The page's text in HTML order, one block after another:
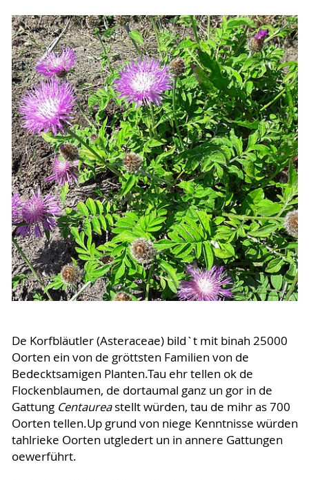
De Korfbläutler (Asteraceae) bild`t mit binah 25000
Oorten ein von de gröttsten Familien von de
Bedecktsamigen Planten.Tau ehr tellen ok de
Flockenblaumen, de dortaumal ganz un gor in de
Gattung Centaureastellt würden, tau de mihr as 700
Oorten tellen.Up grund von niege Kenntnisse würden
tahlrieke Oorten utgledert un in annere Gattungen
oewerführt.